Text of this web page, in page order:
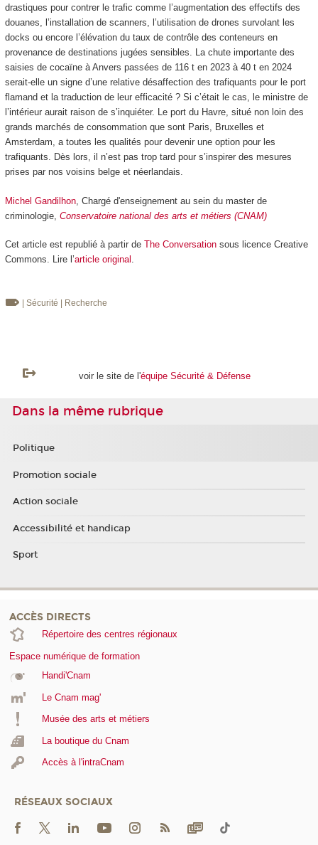
drastiques pour contrer le trafic comme l’augmentation des effectifs des
douanes, l’installation de scanners, l’utilisation de drones survolant les
docks ou encore l’élévation du taux de contrôle des conteneurs en
provenance de destinations jugées sensibles. La chute importante des
saisies de cocaïne à Anvers passées de 116 t en 2023 à 40 t en 2024
serait-elle un signe d’une relative désaffection des trafiquants pour le port
flamand et la traduction de leur efficacité ? Si c’était le cas, le ministre de
l’intérieur aurait raison de s’inquiéter. Le port du Havre, situé non loin des
grands marchés de consommation que sont Paris, Bruxelles et
Amsterdam, a toutes les qualités pour devenir une option pour les
trafiquants. Dès lors, il n’est pas trop tard pour s’inspirer des mesures
prises par nos voisins belge et néerlandais.
Michel Gandilhon, Chargé d'enseignement au sein du master de
criminologie, Conservatoire national des arts et métiers (CNAM)
Cet article est republié à partir de The Conversationsous licence Creative
Commons. Lire l’article original .
| Sécurité | Recherche
voir le site de l'équipe Sécurité & Défense
Dans la même rubrique
Politique
Promotion sociale
Action sociale
Accessibilité et handicap
Sport
ACCÈS DIRECTS
Répertoire des centres régionaux
Espace numérique de formation
Handi'Cnam
Le Cnam mag'
Musée des arts et métiers
La boutique du Cnam
Accès à l'intraCnam
RÉSEAUX SOCIAUX